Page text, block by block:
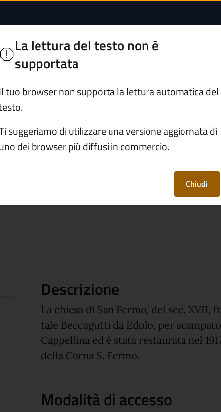
Comune di Borno
di Vallecamonica
Servizi Vivere Borno
San Fermo
La lettura del testo non è
supportata
Il tuo browser non supporta la lettura automatica del
suggeriamo di utilizzare una versione aggiornata di
uno dei browser più diffusi in commercio.
Chiudi
Descrizione
La chiesa di San Fermo, del sec.
tale Beccagutti da Edolo, per
Cappellina ed è stata restaurata nel
della Corna S. Fermo.
Modalità di accesso